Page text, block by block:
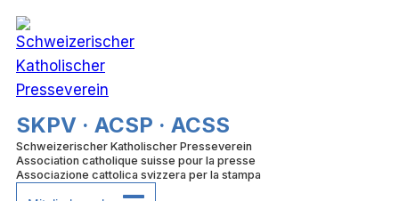
Zum
Inhalt
springen
SKPV · ACSP · ACSS
Schweizerischer Katholischer Presseverein
Association catholique suisse pour la presse
Associazione cattolica svizzera per la stampa